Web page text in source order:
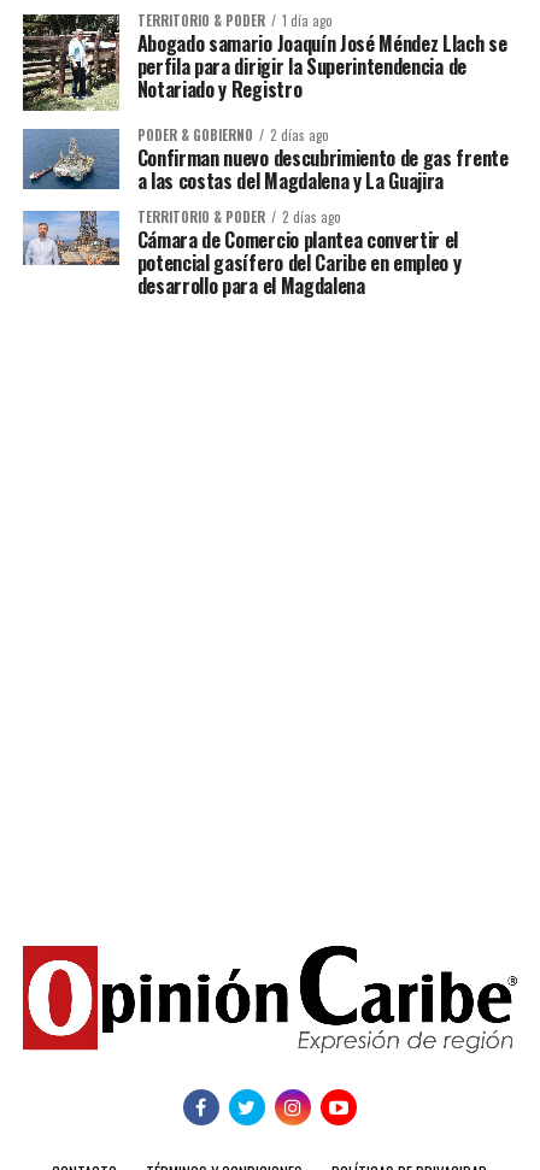
TERRITORIO & PODER 1 día ago
Abogado samario Joaquín José Méndez Llach se
perfila para dirigir la Superintendencia de
Notariado y Registro
PODER & GOBIERNO 2 días ago
Confirman nuevo descubrimiento de gas frente
a las costas del Magdalena y La Guajira
TERRITORIO & PODER 2 días ago
Cámara de Comercio plantea convertir el
potencial gasífero del Caribe en empleo y
desarrollo para el Magdalena